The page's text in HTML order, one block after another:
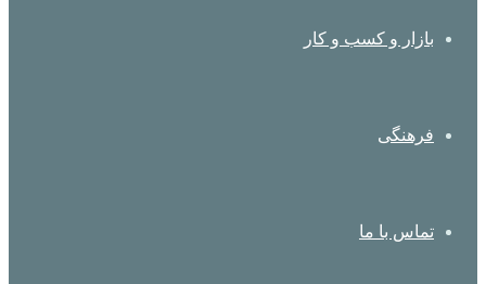
بازار و کسب و کار
فرهنگی
تماس با ما